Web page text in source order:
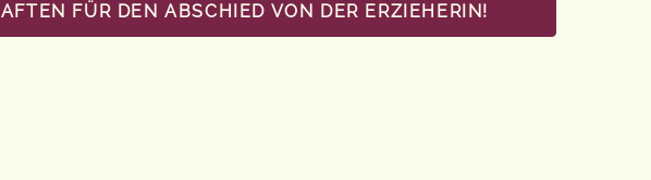
FÜR DEN ABSCHIED VON DER ERZIEHERIN!